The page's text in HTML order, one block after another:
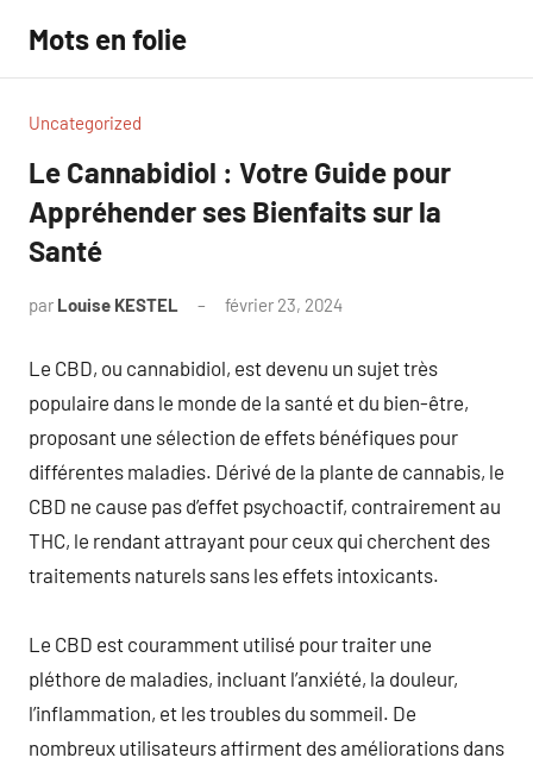
contenu
Mots en folie
Uncategorized
Le Cannabidiol : Votre Guide pour
Appréhender ses Bienfaits sur la
Santé
par Louise KESTEL février 23, 2024
Le CBD, ou cannabidiol, est devenu un sujet très
populaire dans le monde de la santé et du bien-être,
proposant une sélection de effets bénéfiques pour
différentes maladies. Dérivé de la plante de cannabis, le
CBD ne cause pas d’effet psychoactif, contrairement au
THC, le rendant attrayant pour ceux qui cherchent des
traitements naturels sans les effets intoxicants.
Le CBD est couramment utilisé pour traiter une
pléthore de maladies, incluant l’anxiété, la douleur,
l’inflammation, et les troubles du sommeil. De
nombreux utilisateurs affirment des améliorations dans